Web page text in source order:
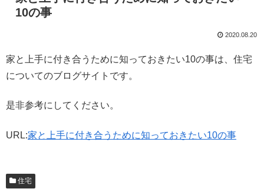
10の事
2020.08.20
家と上手に付き合うために知っておきたい10の事は、住宅
についてのブログサイトです。
是非参考にしてください。
URL:家と上手に付き合うために知っておきたい10の事
住宅